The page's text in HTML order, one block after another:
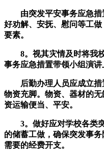
由突发平安事务应急措
好劝解、安抚、慰问等工
要素。
8。视其灾情及时将我校
事务应急措置带领小组演讲
后勤办理人员应成立措
物资充脚。物资、器材的
资运输便当、平安。
3。做好应对学校各类突
的储蓄工做，确保突发事
需要的经费开支。